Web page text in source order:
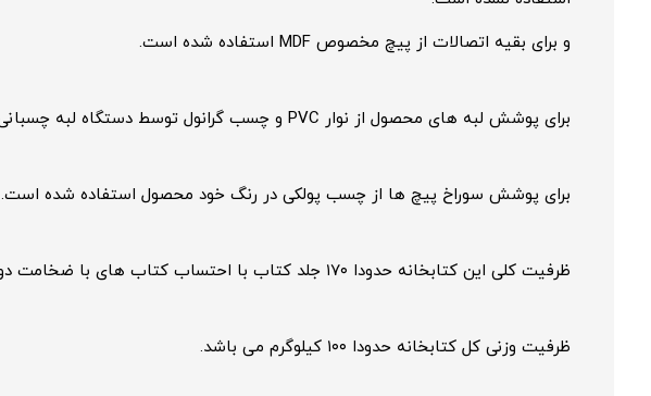
و برای بقیه اتصالات از پیچ مخصوص MDF استفاده شده است.
برای پوشش لبه های محصول از نوار PVC و چسب گرانول توسط دستگاه لبه چسبانی پنج ایستگاه استفاده گردیده است.
برای پوشش سوراخ پیچ ها از چسب پولکی در رنگ خود محصول استفاده شده است.
ظرفیت کلی این کتابخانه حدودا ۱۷۰ جلد کتاب با احتساب کتاب های با ضخامت دو سانتی متر می باشد.
ظرفیت وزنی کل کتابخانه حدودا ۱۰۰ کیلوگرم می باشد.